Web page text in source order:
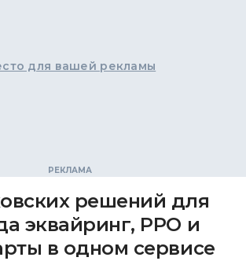
для вашей рекламы
решений для
эквайринг, РРО и
в одном сервисе